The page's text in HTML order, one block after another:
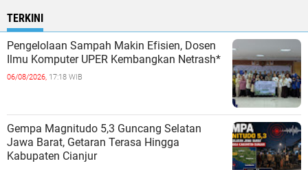
TERKINI
Pengelolaan Sampah Makin Efisien, Dosen
Ilmu Komputer UPER Kembangkan Netrash*
06/08/2026, 17:18 WIB
Gempa Magnitudo 5,3 Guncang Selatan
Jawa Barat, Getaran Terasa Hingga
Kabupaten Cianjur